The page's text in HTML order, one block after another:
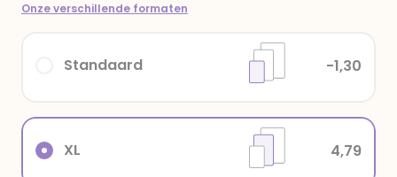
Onze verschillende formaten
XL 4,79
Standaard -1,30